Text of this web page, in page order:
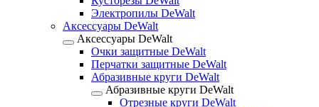
Электропилы DeWalt
Аксессуары DeWalt
Аксессуары DeWalt
Очки защитные DeWalt
Перчатки защитные DeWalt
Абразивные круги DeWalt
Абразивные круги DeWalt
Отрезные круги DeWalt